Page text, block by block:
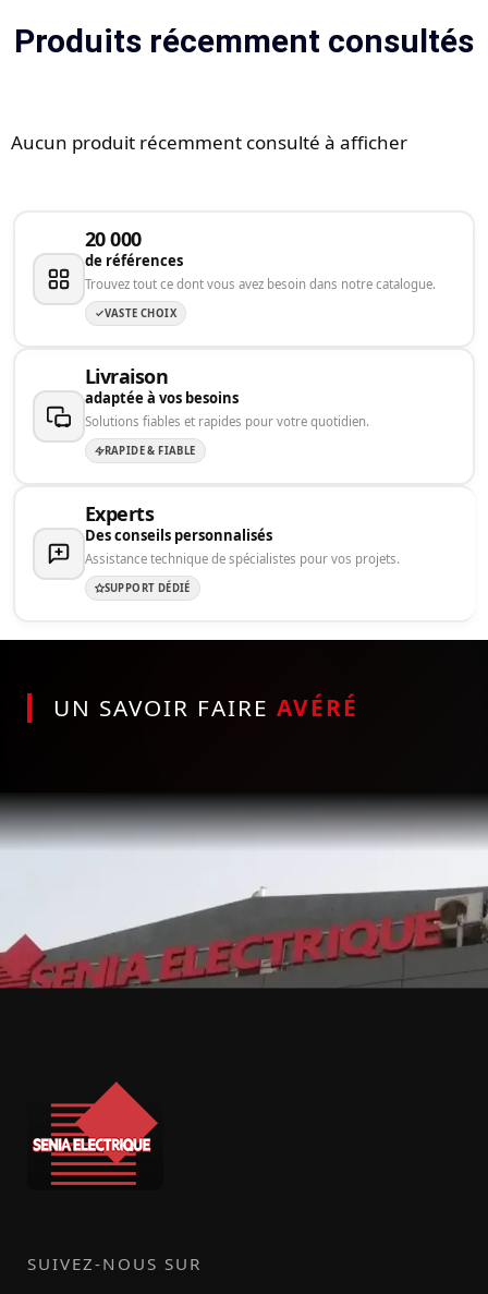
Produits récemment consultés
Aucun produit récemment consulté à afficher
20 000
de références
Trouvez tout ce dont vous avez besoin dans notre catalogue.
VASTE CHOIX
Livraison
adaptée à vos besoins
Solutions fiables et rapides pour votre quotidien.
RAPIDE & FIABLE
Experts
Des conseils personnalisés
Assistance technique de spécialistes pour vos projets.
SUPPORT DÉDIÉ
UN SAVOIR FAIRE AVÉRÉ
SUIVEZ-NOUS SUR